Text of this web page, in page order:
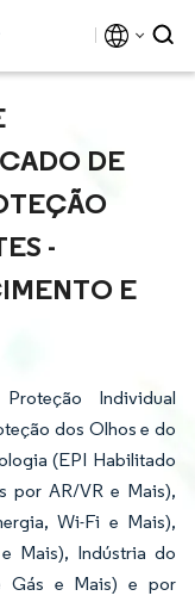
DE
-
E
Individual
dos Olhos e do
(EPI Habilitado
por AR/VR e Mais),
Wi-Fi e Mais),
Mais), Indústria do
Gás e Mais) e por